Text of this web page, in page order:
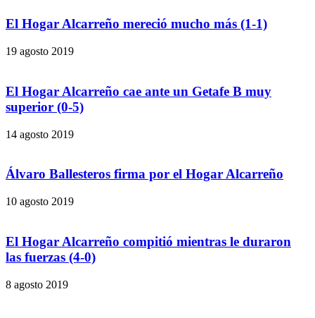
El Hogar Alcarreño mereció mucho más (1-1)
19 agosto 2019
El Hogar Alcarreño cae ante un Getafe B muy
superior (0-5)
14 agosto 2019
Álvaro Ballesteros firma por el Hogar Alcarreño
10 agosto 2019
El Hogar Alcarreño compitió mientras le duraron
las fuerzas (4-0)
8 agosto 2019